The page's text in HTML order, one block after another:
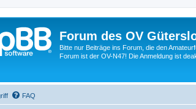
Forum des OV
Bitte nur Beiträge ins Forum, die den
Forum ist der OV-N47! Die Anmeldung ist
FAQ